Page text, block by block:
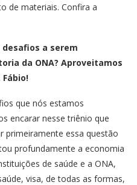
de materiais. Confira a
a serem
da ONA? Aproveitamos
que nós estamos
encarar nesse triênio que
primeiramente essa questão
profundamente a economia
de saúde e a ONA,
visa, de todas as formas,